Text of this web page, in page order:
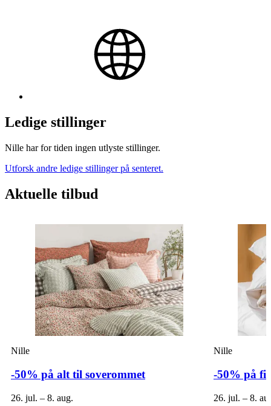
Ledige stillinger
Nille har for tiden ingen utlyste stillinger.
Utforsk andre ledige stillinger på senteret.
Aktuelle tilbud
Nille
-50% på alt til soverommet
26. jul. – 8. aug.
Nille
-50% på
26. jul. – 8.